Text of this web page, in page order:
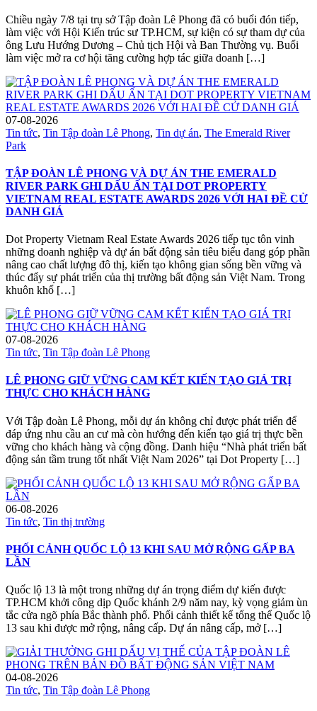
Chiều ngày 7/8 tại trụ sở Tập đoàn Lê Phong đã có buổi đón tiếp,
làm việc với Hội Kiến trúc sư TP.HCM, sự kiện có sự tham dự của
ông Lưu Hướng Dương – Chủ tịch Hội và Ban Thường vụ. Buổi
làm việc mở ra cơ hội tăng cường hợp tác giữa doanh […]
07-08-2026
Tin tức, Tin Tập đoàn Lê Phong, Tin dự án, The Emerald River
Park
TẬP ĐOÀN LÊ PHONG VÀ DỰ ÁN THE EMERALD
RIVER PARK GHI DẤU ẤN TẠI DOT PROPERTY
VIETNAM REAL ESTATE AWARDS 2026 VỚI HAI ĐỀ CỬ
DANH GIÁ
Dot Property Vietnam Real Estate Awards 2026 tiếp tục tôn vinh
những doanh nghiệp và dự án bất động sản tiêu biểu đang góp phần
nâng cao chất lượng đô thị, kiến tạo không gian sống bền vững và
thúc đẩy sự phát triển của thị trường bất động sản Việt Nam. Trong
khuôn khổ […]
07-08-2026
Tin tức, Tin Tập đoàn Lê Phong
LÊ PHONG GIỮ VỮNG CAM KẾT KIẾN TẠO GIÁ TRỊ
THỰC CHO KHÁCH HÀNG
Với Tập đoàn Lê Phong, mỗi dự án không chỉ được phát triển để
đáp ứng nhu cầu an cư mà còn hướng đến kiến tạo giá trị thực bền
vững cho khách hàng và cộng đồng. Danh hiệu “Nhà phát triển bất
động sản tầm trung tốt nhất Việt Nam 2026” tại Dot Property […]
06-08-2026
Tin tức, Tin thị trường
PHỐI CẢNH QUỐC LỘ 13 KHI SAU MỞ RỘNG GẤP BA
LẦN
Quốc lộ 13 là một trong những dự án trọng điểm dự kiến được
TP.HCM khởi công dịp Quốc khánh 2/9 năm nay, kỳ vọng giảm ùn
tắc cửa ngõ phía Bắc thành phố. Phối cảnh thiết kế tổng thể Quốc lộ
13 sau khi được mở rộng, nâng cấp. Dự án nâng cấp, mở […]
04-08-2026
Tin tức, Tin Tập đoàn Lê Phong